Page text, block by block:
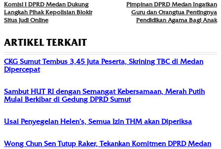
Komisi I DPRD Medan Dukung
Langkah Pihak Kepolisian Blokir
Situs Judi Online
Pimpinan DPRD Medan Ingatkan
Guru dan Orangtua Pentingnya
Pendidikan Agama Bagi Anak
ARTIKEL TERKAIT
CKG Sumut Tembus 3,45 Juta Peserta, Skrining TBC di Medan
Dipercepat
Sambut HUT RI dengan Semangat Kebersamaan, Merah Putih
Mulai Berkibar di Gedung DPRD Sumut
Usai Penyegelan Helen’s, Semua Izin THM akan Diperiksa
Wong Chun Sen Tutup Raker, Tekankan Komitmen DPRD Medan